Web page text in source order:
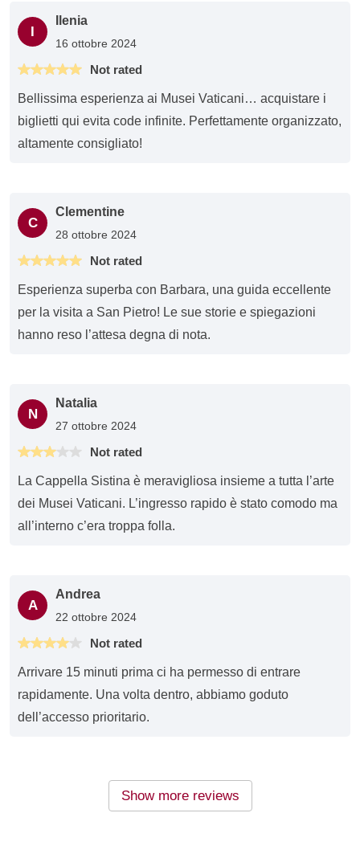
Ilenia
16 ottobre 2024
Not rated
Bellissima esperienza ai Musei Vaticani… acquistare i
biglietti qui evita code infinite. Perfettamente organizzato,
altamente consigliato!
C
Clementine
28 ottobre 2024
Not rated
Esperienza superba con Barbara, una guida eccellente
per la visita a San Pietro! Le sue storie e spiegazioni
hanno reso l’attesa degna di nota.
N
Natalia
27 ottobre 2024
Not rated
La Cappella Sistina è meravigliosa insieme a tutta l’arte
dei Musei Vaticani. L’ingresso rapido è stato comodo ma
all’interno c’era troppa folla.
A
Andrea
22 ottobre 2024
Not rated
Arrivare 15 minuti prima ci ha permesso di entrare
rapidamente. Una volta dentro, abbiamo goduto
dell’accesso prioritario.
Show more reviews